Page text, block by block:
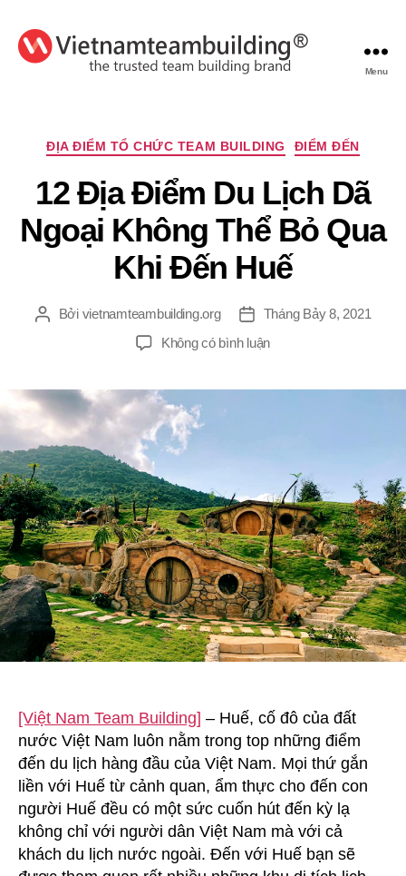
Menu
Chuyên
ĐỊA ĐIỂM TỔ CHỨC TEAM BUILDING ĐIỂM ĐẾN
12 Địa Điểm Du Lịch Dã
Ngoại Không Thể Bỏ Qua
Khi Đến Huế
TácBởi vietnamteambuilding.org
Ngày
đăng
Tháng Bảy 8, 2021
Không có bình luậnở
Ngoại
Không
Thể
Bỏ
Qua
Khi
Đến
Huế
[Việt Nam Team Building] – Huế, cố đô của đất
nước Việt Nam luôn nằm trong top những điểm
đến du lịch hàng đầu của Việt Nam. Mọi thứ gắn
liền với Huế từ cảnh quan, ẩm thực cho đến con
người Huế đều có một sức cuốn hút đến kỳ lạ
không chỉ với người dân Việt Nam mà với cả
khách du lịch nước ngoài. Đến với Huế bạn sẽ